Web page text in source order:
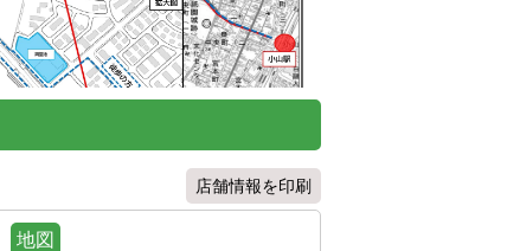
店舗情報を印刷
地図